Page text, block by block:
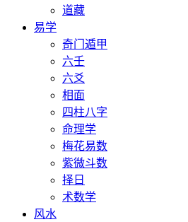
道藏
易学
奇门遁甲
六壬
六爻
相面
四柱八字
命理学
梅花易数
紫微斗数
择日
术数学
风水